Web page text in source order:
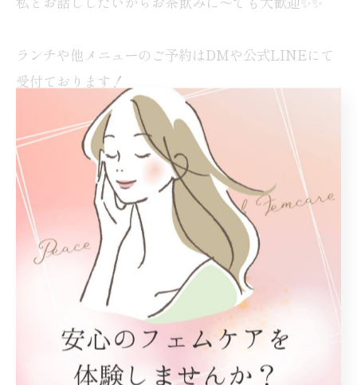
ランチや他メニューのご予約はDMや公式LINEにて
受付ております！
◎予約したいメニュー
（番号を記載ください）
◎予約希望時間
◎お名前
◎電話番号
をご連絡ください
menu の詳細はチラシをご覧ください。
美活力のスペシャリスト達が、皆様とお会いできるこ
と楽しみにお待ちしております🌸